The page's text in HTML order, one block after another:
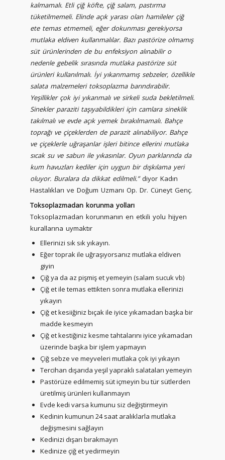
kalmamalı. Etli çiğ köfte, çiğ salam, pastırma
tüketilmemeli. Elinde açık yarası olan hamileler çiğ
ete temas etmemeli, eğer dokunması gerekiyorsa
mutlaka eldiven kullanmalılar. Bazı pastörize olmamış
süt ürünlerinden de bu enfeksiyon alınabilir o
nedenle gebelik sırasında mutlaka pastörize süt
ürünleri kullanılmalı. İyi yıkanmamış sebzeler, özellikle
salata malzemeleri toksoplazma barındırabilir.
Yeşillikler çok iyi yıkanmalı ve sirkeli suda bekletilmeli.
Sinekler paraziti taşıyabildikleri için camlara sineklik
takılmalı ve evde açık yemek bırakılmamalı. Bahçe
toprağı ve çiçeklerden de parazit alınabiliyor. Bahçe
ve çiçeklerle uğraşanlar işleri bitince ellerini mutlaka
sıcak su ve sabun ile yıkasınlar. Oyun parklarında da
kum havuzları kediler için uygun bir dışkılama yeri
oluyor. Buralara da dikkat edilmeli.”diyor Kadın
Hastalıkları ve Doğum Uzmanı Op. Dr. Cüneyt Genç.
Toksoplazmadan korunma yolları
Toksoplazmadan korunmanın en etkili yolu hijyen
kurallarına uymaktır
Ellerinizi sık sık yıkayın.
Eğer toprak ile uğraşıyorsanız mutlaka eldiven
giyin
Çiğ ya da az pişmiş et yemeyin (salam sucuk vb)
Çiğ et ile temas ettikten sonra mutlaka ellerinizi
yıkayın
Çiğ et kesiiğiniz bıçak ile iyice yıkamadan başka bir
madde kesmeyin
Çiğ et kestiğiniz kesme tahtalarını iyice yıkamadan
üzerinde başka bir işlem yapmayın
Çiğ sebze ve meyveleri mutlaka çok iyi yıkayın
Tercihan dışarıda yeşil yapraklı salataları yemeyin
Pastörüze edilmemiş süt içmeyin bu tür sütlerden
üretilmiş ürünleri kullanmayın
Evde kedi varsa kumunu siz değiştirmeyin
Kedinin kumunun 24 saat aralıklarla mutlaka
değişmesini sağlayın
Kedinizi dışarı bırakmayın
Kedinize çiğ et yedirmeyin